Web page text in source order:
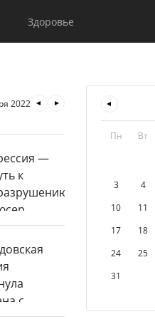
Здоровье
2022
Пн Вт
3
4
10
11
17
18
24
25
31